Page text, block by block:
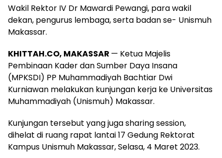
Wakil Rektor IV Dr Mawardi Pewangi, para wakil
dekan, pengurus lembaga, serta badan se- Unismuh
Makassar.
KHITTAH.CO, MAKASSAR — Ketua Majelis
Pembinaan Kader dan Sumber Daya Insana
(MPKSDI) PP Muhammadiyah Bachtiar Dwi
Kurniawan melakukan kunjungan kerja ke Universitas
Muhammadiyah (Unismuh) Makassar.
Kunjungan tersebut yang juga sharing session,
dihelat di ruang rapat lantai 17 Gedung Rektorat
Kampus Unismuh Makassar, Selasa, 4 Maret 2023.